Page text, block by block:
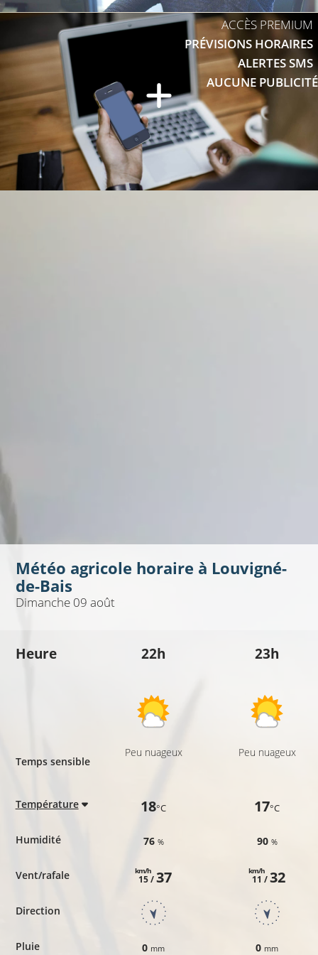
ACCÈS PREMIUM
PRÉVISIONS HORAIRES
ALERTES SMS
AUCUNE PUBLICITÉ
Météo agricole horaire à Louvigné-
de-Bais
Dimanche 09 août
Heure
Temps sensible
Température
Humidité
Vent/rafale
Direction
Pluie
22h
Peu nuageux
18°C
76 %
15 /
km/h 37
0 mm
23h
Peu nuageux
17°C
90 %
11 /
km/h 32
0 mm